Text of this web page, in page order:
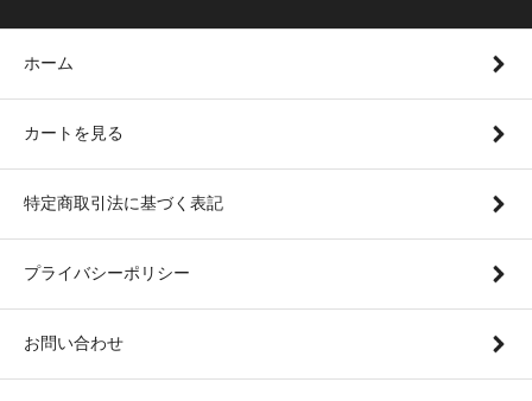
ホーム
カートを見る
特定商取引法に基づく表記
プライバシーポリシー
お問い合わせ